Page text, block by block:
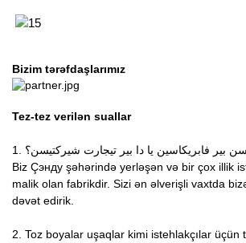
Bizim tərəfdaşlarımız
Tez-tez verilən suallar
سن بیر فابریکاسین یا دا بیر تیجارت شیرکتیسن؟
Biz Çэнду şəhərində yerləşən və bir çox illik
malik olan fabrikdir. Sizi ən əlverişli vaxtda
dəvət edirik.
2. Toz boyalar uşaqlar kimi istehlakçılar üçün